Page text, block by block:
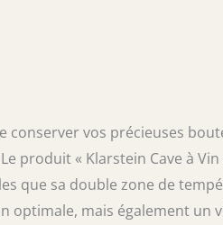
vos précieuses
produit « Klarstein Cave à
que sa double zone de
optimale, mais également un